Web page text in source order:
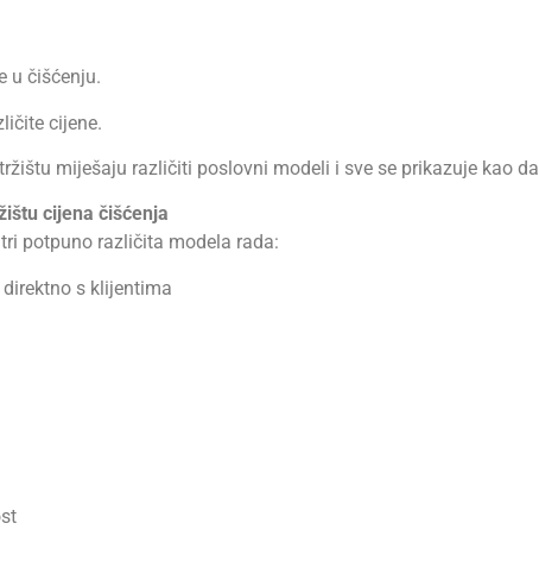
u čišćenju.
cijene.
miješaju različiti poslovni modeli i sve se prikazuje kao
cijena čišćenja
potpuno različita modela rada:
s klijentima